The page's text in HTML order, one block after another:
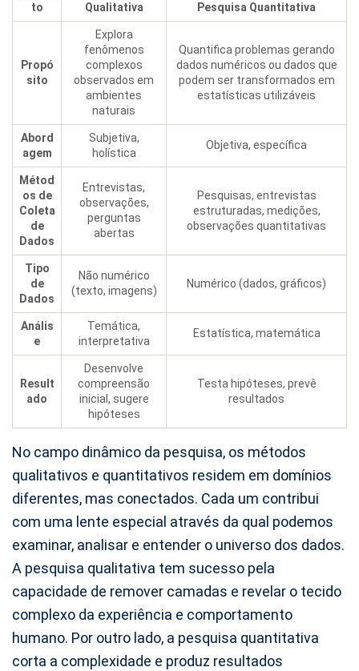
to
Qualitativa
Pesquisa Quantitativa
Propó
sito
Explora
fenômenos
complexos
observados em
ambientes
naturais
Quantifica problemas gerando
dados numéricos ou dados que
podem ser transformados em
estatísticas utilizáveis
Abord
agem
Subjetiva,
holística
Objetiva, específica
Métod
os de
Coleta
de
Dados
Entrevistas,
observações,
perguntas
abertas
Pesquisas, entrevistas
estruturadas, medições,
observações quantitativas
Tipo
de
Dados
Não numérico
(texto, imagens)
Numérico (dados, gráficos)
Anális
e
Temática,
interpretativa
Estatística, matemática
Result
ado
Desenvolve
compreensão
inicial, sugere
hipóteses
Testa hipóteses, prevê
resultados
No campo dinâmico da pesquisa, os métodos
qualitativos e quantitativos residem em domínios
diferentes, mas conectados. Cada um contribui
com uma lente especial através da qual podemos
examinar, analisar e entender o universo dos dados.
A pesquisa qualitativa tem sucesso pela
capacidade de remover camadas e revelar o tecido
complexo da experiência e comportamento
humano. Por outro lado, a pesquisa quantitativa
corta a complexidade e produz resultados